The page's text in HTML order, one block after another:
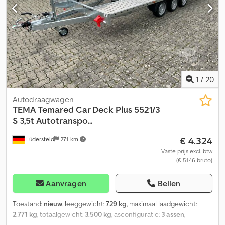
1 / 20
Lüdersfeld 271 km
Autodraagwagen
TEMATemared Car Deck Plus 5521/3
S 3,5t Autotranspo...
€ 4.324
Vaste prijs excl. btw
(€ 5.146 bruto)
Aanvragen Bellen
Toestand: nieuw, leeggewicht:729 kg, maximaal laadgewicht:
2.771 kg, totaalgewicht: 3.500 kg, asconfiguratie: 3 assen,